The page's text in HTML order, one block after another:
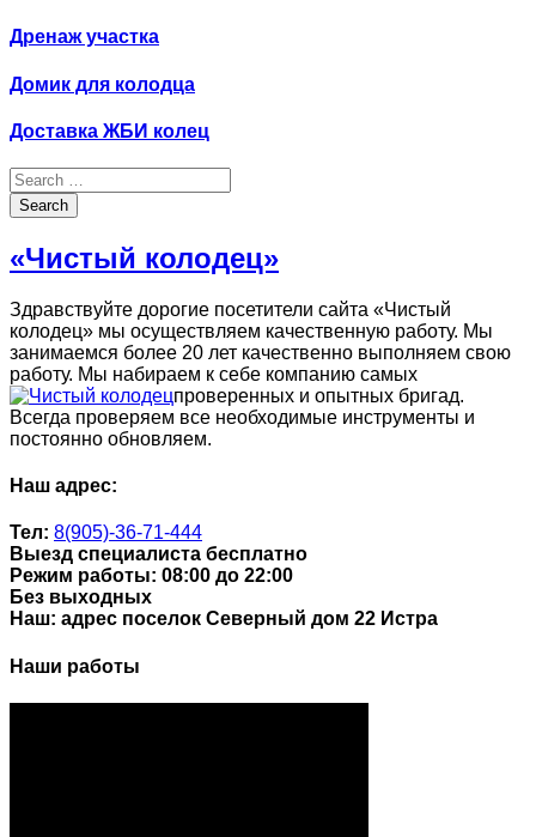
Дренаж участка
Домик для колодца
Доставка ЖБИ колец
Search
for:
Search
«Чистый колодец»
Здравствуйте дорогие посетители сайта «Чистый
колодец» мы осуществляем качественную работу. Мы
занимаемся более 20 лет качественно выполняем свою
работу. Мы набираем к себе компанию самых
проверенных и опытных бригад.
Всегда проверяем все необходимые инструменты и
постоянно обновляем.
Наш адрес:
Тел: 8(905)-36-71-444
Выезд специалиста бесплатно
Режим работы: 08:00 до 22:00
Без выходных
Наш: адрес поселок Северный дом 22 Истра
Наши работы